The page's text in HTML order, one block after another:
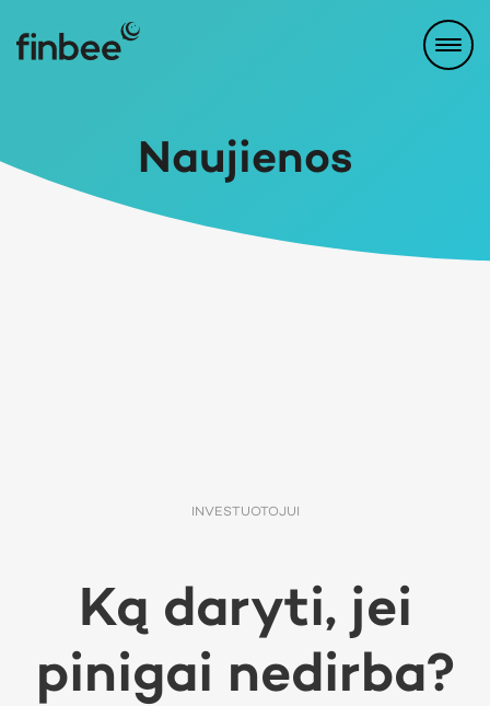
Naujienos
INVESTUOTOJUI
Ką daryti, jei
pinigai nedirba?